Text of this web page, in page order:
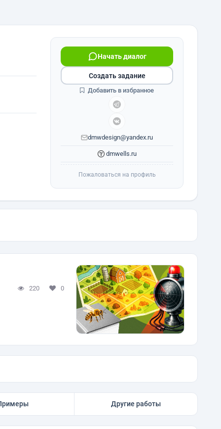
Начать диалог
dmwdesign@yandex.ru
dmwells.ru
Создать задание
Добавить в избранное
Пожаловаться на профиль
220 0
Другие работы